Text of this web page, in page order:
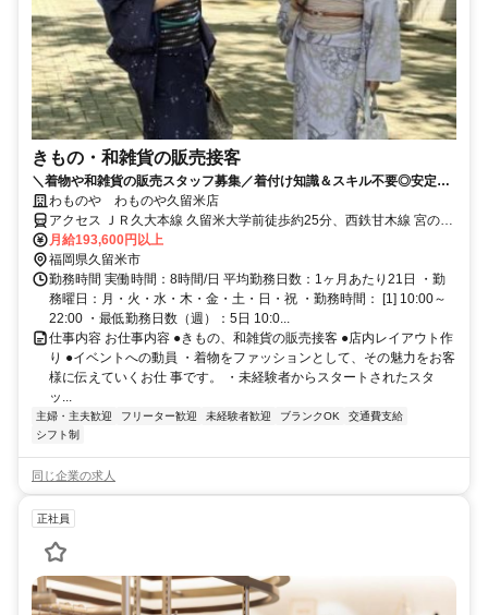
きもの・和雑貨の販売接客
＼着物や和雑貨の販売スタッフ募集／着付け知識＆スキル不要◎安定し
て働きたい方におススメ★
わものや わものや久留米店
アクセス ＪＲ久大本線 久留米大学前徒歩約25分、西鉄甘木線 宮の陣
徒歩約27分、西鉄天神大牟田線 宮の陣徒歩約27分 甘木線「五郎丸
駅」から徒歩16分
月給193,600円以上
福岡県久留米市
勤務時間 実働時間：8時間/日 平均勤務日数：1ヶ月あたり21日 ・勤
務曜日：月・火・水・木・金・土・日・祝 ・勤務時間： [1] 10:00～
22:00 ・最低勤務日数（週）：5日 10:0...
仕事内容 お仕事内容 ●きもの、和雑貨の販売接客 ●店内レイアウト作
り ●イベントへの動員 ・着物をファッションとして、その魅力をお客
様に伝えていくお仕 事です。 ・未経験者からスタートされたスタ
ッ...
主婦・主夫歓迎 フリーター歓迎 未経験者歓迎 ブランクOK
交通費支給
シフト制
同じ企業の求人
正社員